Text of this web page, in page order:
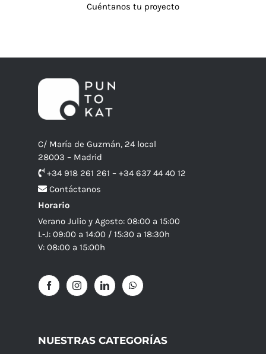
Cuéntanos tu proyecto
C/ María de Guzmán, 24 local
28003 – Madrid
+34 918 261 261 – +34 637 44 40 12
Contáctanos
Horario
Verano Julio y Agosto: 08:00 a 15:00
L-J: 09:00 a 14:00 / 15:30 a 18:30h
V: 08:00 a 15:00h
NUESTRAS CATEGORÍAS